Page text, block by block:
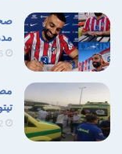
6 مايو، 2026
2 سبتمبر، 2024